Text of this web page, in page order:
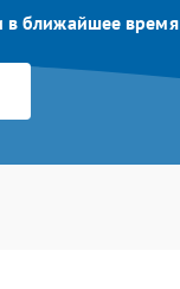
в ближайшее время